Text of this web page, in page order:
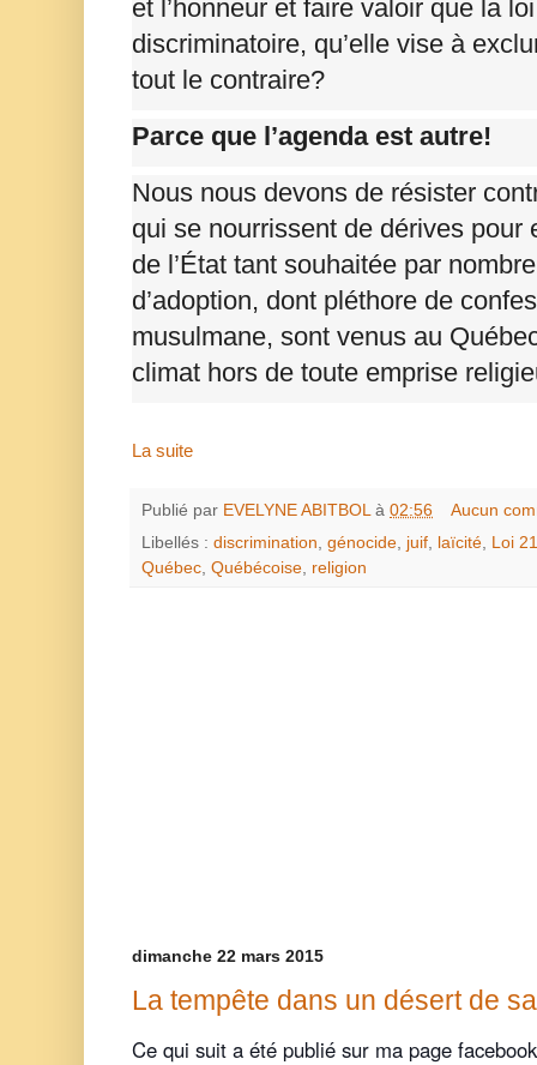
et l’honneur et faire valoir que la
discriminatoire, qu’elle vise à
tout le contraire?
Parce que l’agenda est autre!
Nous nous devons de résister
qui se nourrissent de dérives pour
de l’État tant souhaitée par
d’adoption, dont pléthore de
musulmane, sont venus au
climat hors de toute emprise
La suite
Publié par EVELYNE ABITBOL à 02:56
Aucun
Libellés : discrimination génocide juif laïcité
Loi 21
Québec Québécoise religion
dimanche 22 mars 2015
La tempête dans un désert de
Ce qui suit a été publié sur ma page